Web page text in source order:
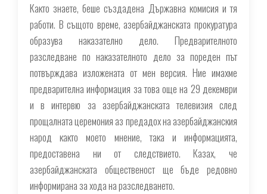
Както знаете, беше създадена Държавна комисия и тя
работи. В същото време, азербайджанската прокуратура
образува наказателно дело. Предварителното
разследване по наказателното дело за пореден път
потвърждава изложената от мен версия. Ние имахме
предварителна информация за това още на 29 декември
и в интервю за азербайджанската телевизия след
прощалната церемония аз предадох на азербайджанския
народ както моето мнение, така и информацията,
предоставена ни от следствието. Казах, че
азербайджанската общественост ще бъде редовно
информирана за хода на разследването.